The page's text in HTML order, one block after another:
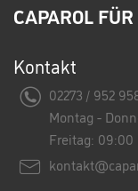
CAPAROL
Kontakt
02273 / 952
Montag -
Freitag: 09:00